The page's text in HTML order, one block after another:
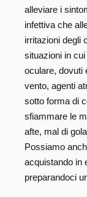
alleviare i
infettiva che
irritazioni degli
situazioni in
oculare, dovuti
vento, agenti
sotto forma di
sfiammare le
afte, mal di
Possiamo
acquistando in
preparandoci